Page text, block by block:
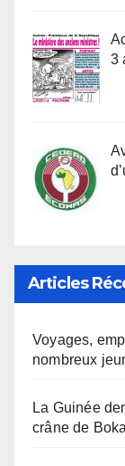
3
Articles
Voyages,
nombreux
La Guinée
crâne de